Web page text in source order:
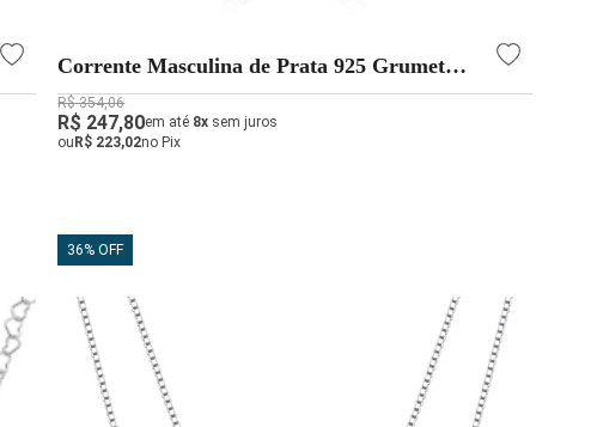
Corrente Masculina de Prata 925 Grumet
60cm 3mm
R$ 354,06
R$ 247,80em até 8x sem juros
ou R$ 223,02no Pix
36% OFF